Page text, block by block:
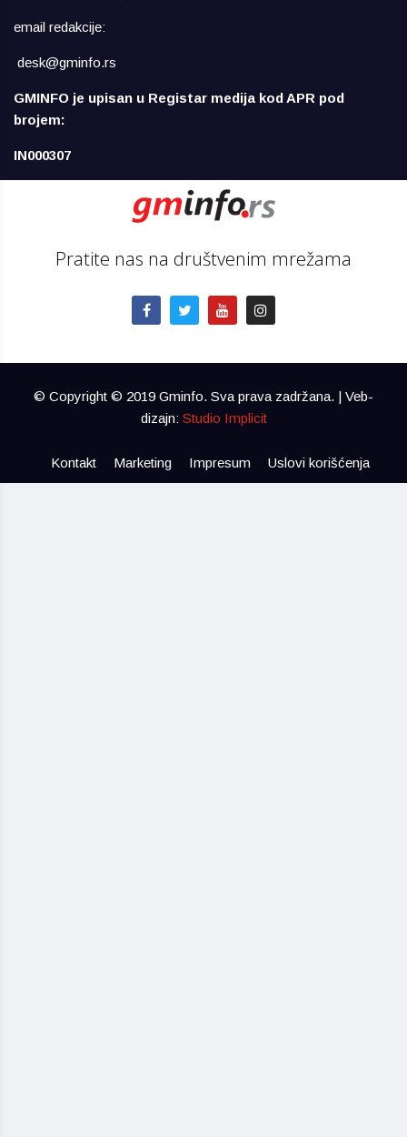
email redakcije:
desk@gminfo.rs
GMINFO je upisan u Registar medija kod APR pod
brojem:
IN000307
Pratite nas na društvenim mrežama
© Copyright © 2019 Gminfo. Sva prava zadržana. | Veb-
dizajn: Studio Implicit
Kontakt Marketing Impresum Uslovi korišćenja